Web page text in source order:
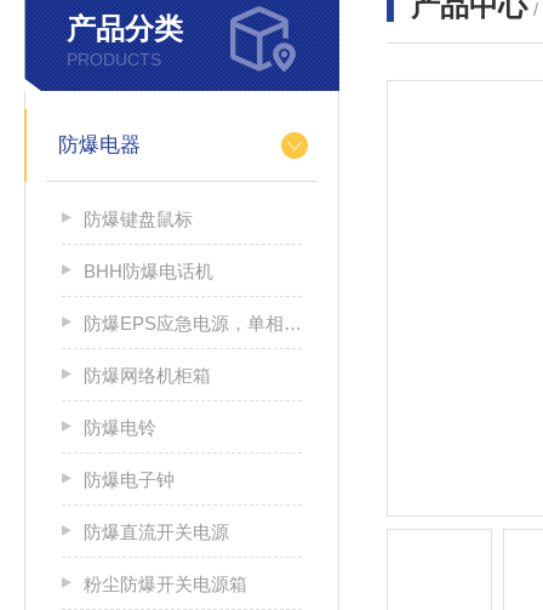
产品分类
PRODUCTS
防爆电器
防爆键盘鼠标
BHH防爆电话机
防爆EPS应急电源，单相/三相电源箱
防爆网络机柜箱
防爆电铃
防爆电子钟
防爆直流开关电源
粉尘防爆开关电源箱
/